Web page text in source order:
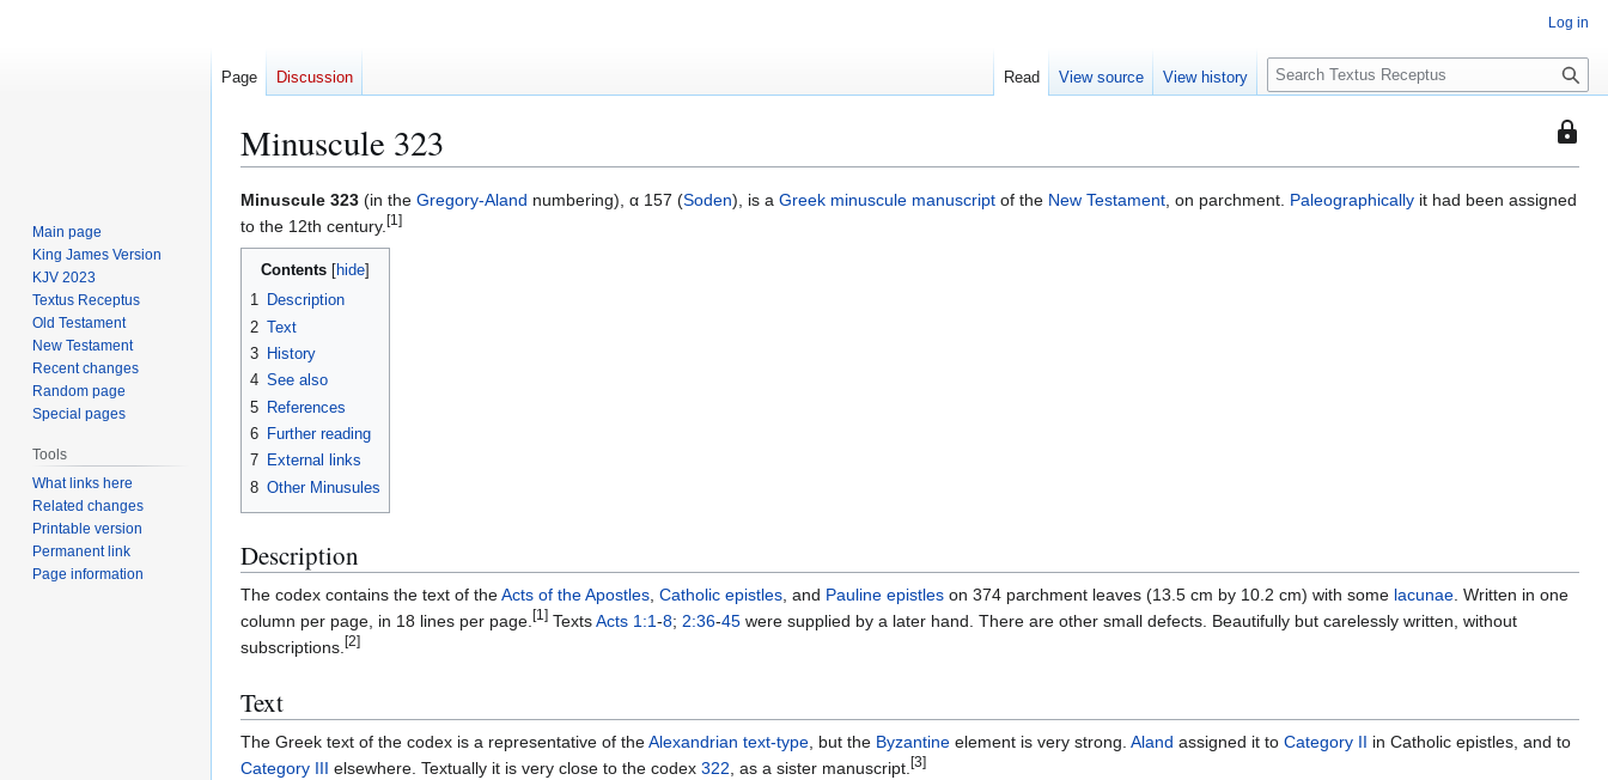
This
Minuscule 323
Jump
to
navigation
Jump
to
search
Minuscule 323 (in the Gregory-Aland numbering), α 157 (Soden), is a Greek minuscule manuscript of the New Testament, on parchment. Paleographically it had been assigned
to the 12th century. [1]
Contents
1 Description
2 Text
3 History
4 See also
5 References
6 Further reading
7 External links
8 Other Minusules
Description
The codex contains the text of theActs of the Apostles, Catholic epistles, and Pauline epistles on 374 parchment leaves (13.5 cm by 10.2 cm) with some lacunae. Written in one
column per page, in 18 lines per page. [1] TextsActs 1:1-8; 2:36-45 were supplied by a later hand. There are other small defects. Beautifully but carelessly written, without
subscriptions. [2]
Text
The Greek text of the codex is a representative of theAlexandrian text-type, but the Byzantine element is very strong. Aland assigned it to Category II in Catholic epistles, and to
Category III elsewhere. Textually it is very close to the codex 322, as a sister manuscript. [3]
Log in
Page Discussion Read View source View history
S
e
c
h
Main page
King James Version
KJV 2023
Textus Receptus
Old Testament
New Testament
Recent changes
Random page
Special pages
Tools
What links here
Related changes
Printable version
Permanent link
Page information